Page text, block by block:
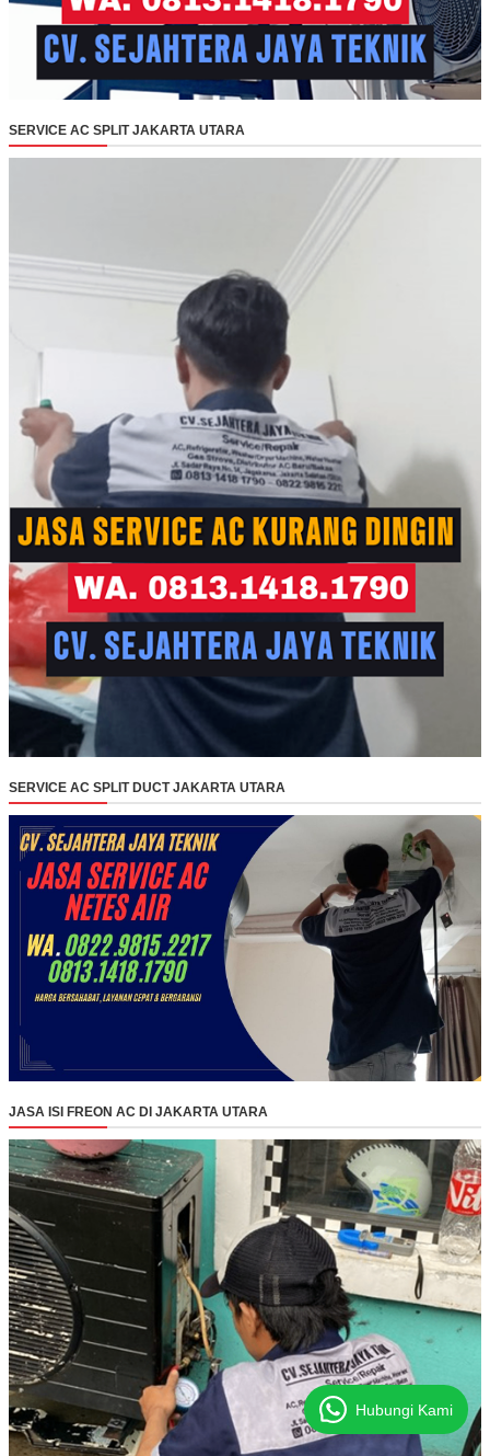
SERVICE AC SPLIT JAKARTA UTARA
SERVICE AC SPLIT DUCT JAKARTA UTARA
JASA ISI FREON AC DI JAKARTA UTARA
Hubungi Kami